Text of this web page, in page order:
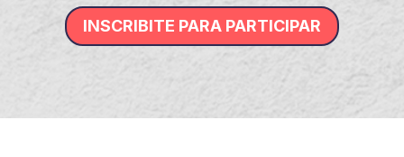
INSCRIBITE PARA PARTICIPAR